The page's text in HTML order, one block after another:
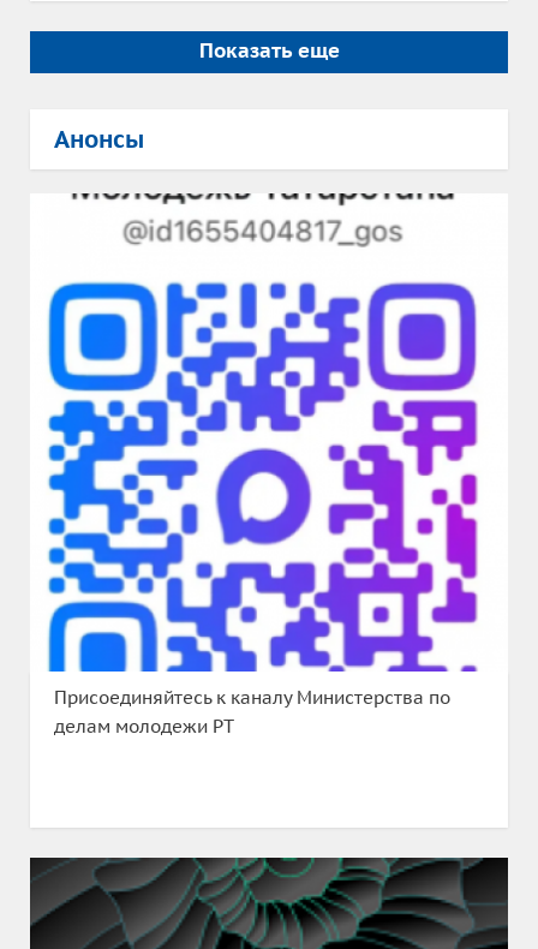
Показать еще
Анонсы
Присоединяйтесь к каналу Министерства по
делам молодежи РТ